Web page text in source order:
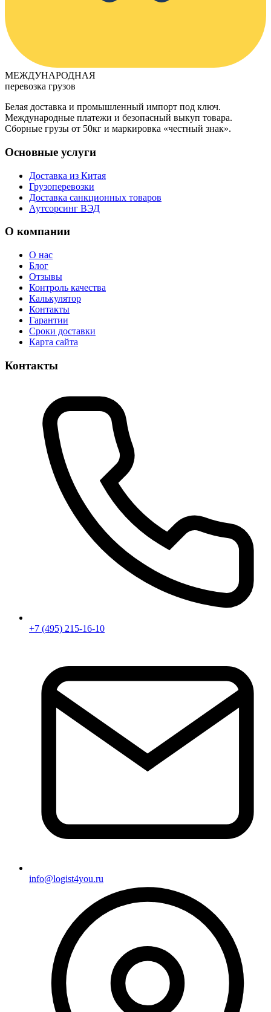
МЕЖДУНАРОДНАЯ
перевозка грузов
Белая доставка и промышленный импорт под ключ.
Международные платежи и безопасный выкуп товара.
Сборные грузы от 50кг и маркировка «честный знак».
Основные услуги
Доставка из Китая
Грузоперевозки
Доставка санкционных товаров
Аутсорсинг ВЭД
О компании
О нас
Блог
Отзывы
Контроль качества
Калькулятор
Контакты
Гарантии
Сроки доставки
Карта сайта
Контакты
+7 (495) 215-16-10
info@logist4you.ru